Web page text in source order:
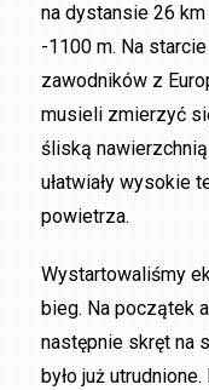
na dystansie 26
-1100 m. Na
zawodników z
musieli zmierzyć
śliską
ułatwiały wysokie
powietrza.
Wystartowaliśmy
bieg. Na początek
następnie skręt na
było już